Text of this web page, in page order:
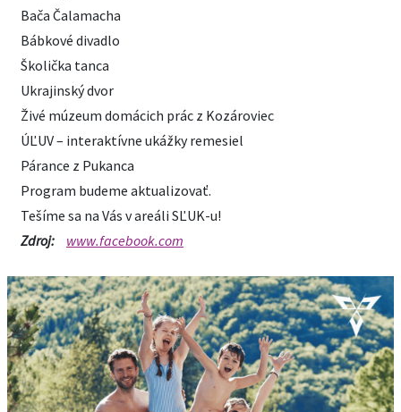
Bača Čalamacha
Bábkové divadlo
Školička tanca
Ukrajinský dvor
Živé múzeum domácich prác z Kozároviec
ÚĽUV – interaktívne ukážky remesiel
Párance z Pukanca
Program budeme aktualizovať.
Tešíme sa na Vás v areáli SĽUK-u!
Zdroj:
www.facebook.com